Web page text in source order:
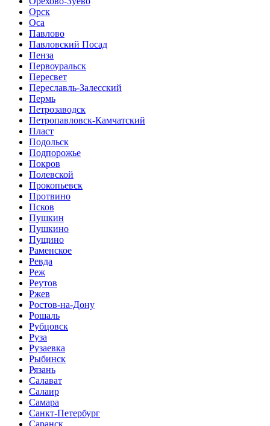
Орск
Оса
Павлово
Павловский Посад
Пенза
Первоуральск
Пересвет
Переславль-Залесский
Пермь
Петрозаводск
Петропавловск-Камчатский
Пласт
Подольск
Подпорожье
Покров
Полевской
Прокопьевск
Протвино
Псков
Пушкин
Пушкино
Пущино
Раменское
Ревда
Реж
Реутов
Ржев
Ростов-на-Дону
Рошаль
Рубцовск
Руза
Рузаевка
Рыбинск
Рязань
Салават
Салаир
Самара
Санкт-Петербург
Саранск